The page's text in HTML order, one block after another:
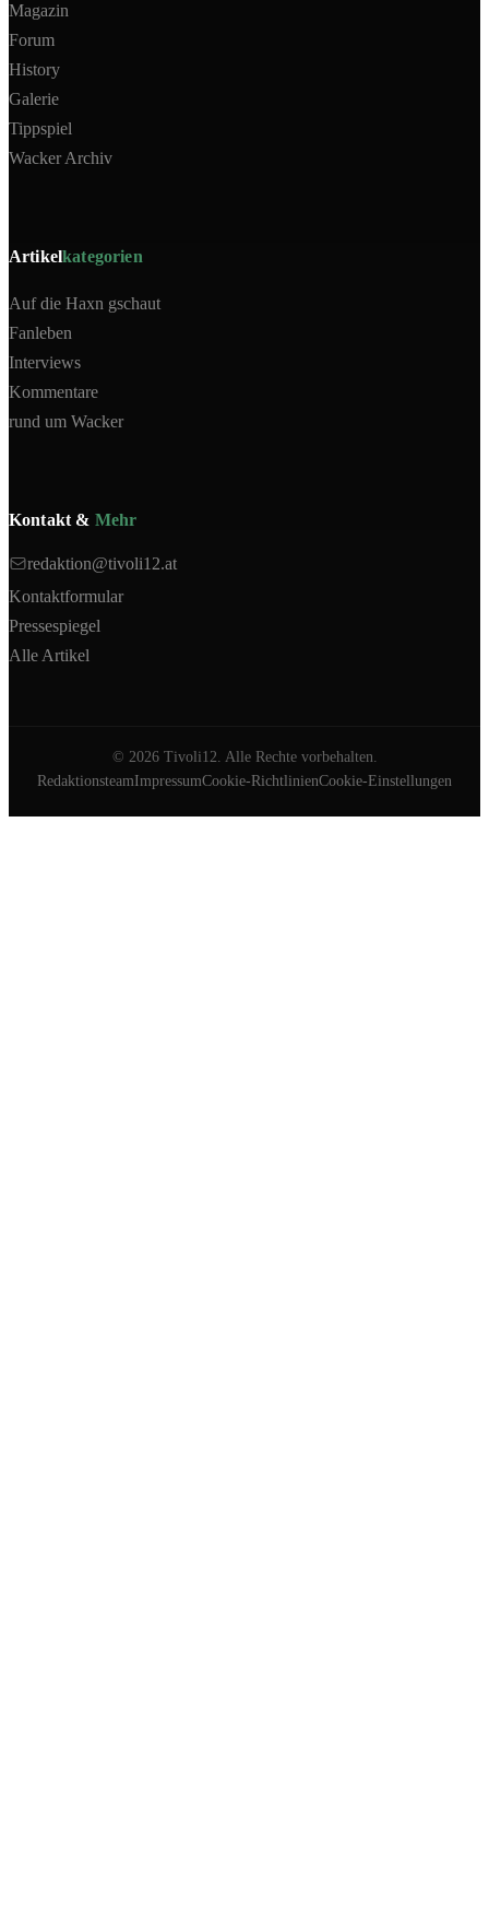
Magazin
Forum
History
Galerie
Tippspiel
Wacker Archiv
Artikelkategorien
Auf die Haxn gschaut
Fanleben
Interviews
Kommentare
rund um Wacker
Kontakt & Mehr
redaktion@tivoli12.at
Kontaktformular
Pressespiegel
Alle Artikel
© 2026Tivoli12. Alle Rechte vorbehalten.
RedaktionsteamImpressumCookie-RichtlinienCookie-Einstellungen